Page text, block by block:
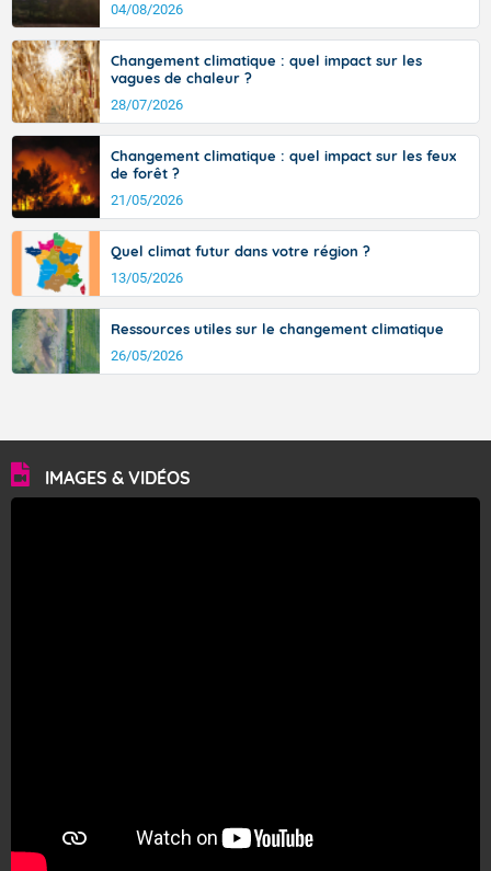
d’où provient ce vent.
04/08/2026
Changement climatique : quel impact sur les
vagues de chaleur ?
28/07/2026
Changement climatique : quel impact sur les feux
de forêt ?
21/05/2026
Quel climat futur dans votre région ?
13/05/2026
Ressources utiles sur le changement climatique
26/05/2026
IMAGES & VIDÉOS